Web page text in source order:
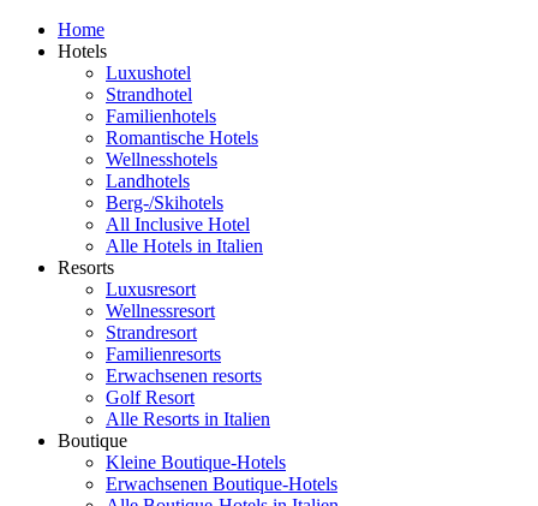
Home
Hotels
Luxushotel
Strandhotel
Familienhotels
Romantische Hotels
Wellnesshotels
Landhotels
Berg-/Skihotels
All Inclusive Hotel
Alle Hotels in Italien
Resorts
Luxusresort
Wellnessresort
Strandresort
Familienresorts
Erwachsenen resorts
Golf Resort
Alle Resorts in Italien
Boutique
Kleine Boutique-Hotels
Erwachsenen Boutique-Hotels